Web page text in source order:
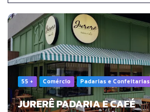
55 + Comércio Padarias e Confeitarias
JURERÊ PADARIA E CAFÉ